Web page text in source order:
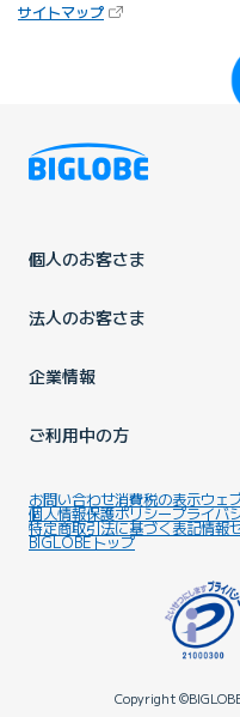
サイトマップ（新しいタブで開き
個人のお客さま
法人のお客さま
企業情報
ご利用中の方
お問い合わせ消費税の表示ウェ
個人情報保護ポリシープライバ
特定商取引法に基づく表記情報
BIGLOBEトップ
Copyright